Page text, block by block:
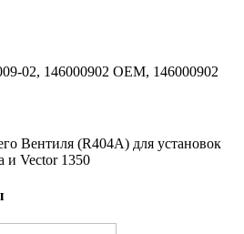
02, 146000902 OEM, 146000902
Вентиля (R404A) для установок
и Vector 1350